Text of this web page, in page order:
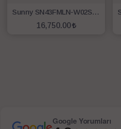
Sunny SN43FMLN-W02S 43'' 109 Ekran Uydu Alıcılı Full HD webOS Led TV
16,750.00
Google Yorumları